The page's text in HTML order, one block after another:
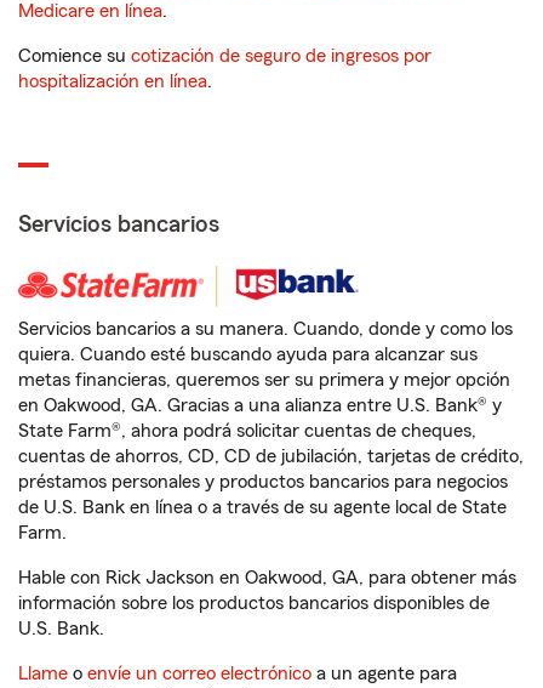
Medicare en línea.
Comience su cotización de seguro de ingresos por
hospitalización en línea.
Servicios bancarios
Servicios bancarios a su manera. Cuando, donde y como los
quiera. Cuando esté buscando ayuda para alcanzar sus
metas financieras, queremos ser su primera y mejor opción
en Oakwood, GA. Gracias a una alianza entre U.S. Bank® y
State Farm®, ahora podrá solicitar cuentas de cheques,
cuentas de ahorros, CD, CD de jubilación, tarjetas de crédito,
préstamos personales y productos bancarios para negocios
de U.S. Bank en línea o a través de su agente local de State
Farm.
Hable con Rick Jackson en Oakwood, GA, para obtener más
información sobre los productos bancarios disponibles de
U.S. Bank.
Llame o envíe un correo electrónico a un agente para